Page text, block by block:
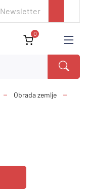
Newsletter
0
Obrada zemlje